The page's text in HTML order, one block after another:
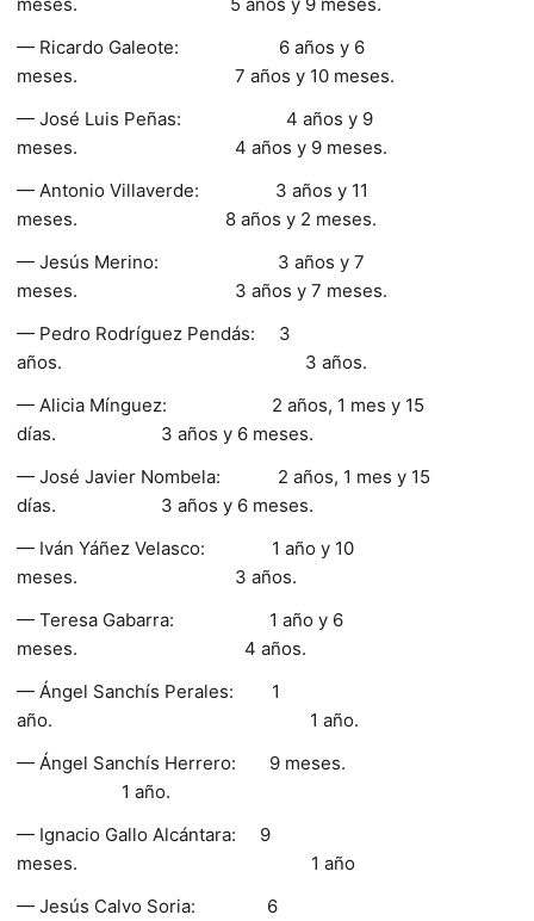
— Ricardo Galeote: 6 años y 6
meses. 7 años y 10 meses.
— José Luis Peñas: 4 años y 9
meses. 4 años y 9 meses.
— Antonio Villaverde: 3 años y 11
meses. 8 años y 2 meses.
— Jesús Merino: 3 años y 7
meses. 3 años y 7 meses.
— Pedro Rodríguez Pendás: 3
años. 3 años.
— Alicia Mínguez: 2 años, 1 mes y 15
días. 3 años y 6 meses.
— José Javier Nombela: 2 años, 1 mes y 15
días. 3 años y 6 meses.
— Iván Yáñez Velasco: 1 año y 10
meses. 3 años.
— Teresa Gabarra: 1 año y 6
meses. 4 años.
— Ángel Sanchís Perales: 1
año. 1 año.
— Ángel Sanchís Herrero: 9 meses.
1 año.
— Ignacio Gallo Alcántara: 9
meses. 1 año
— Jesús Calvo Soria: 6